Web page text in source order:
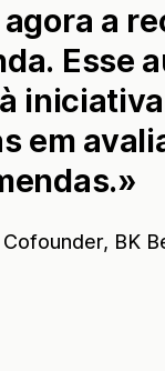
a
Esse
em
BK